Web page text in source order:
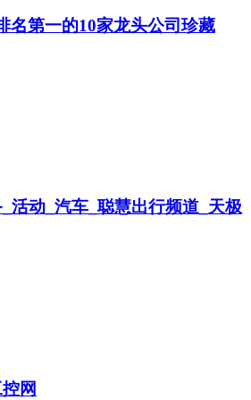
名第一的10家龙头公司珍藏
活动_汽车_聪慧出行频道_天极
网